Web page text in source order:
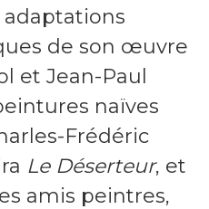
adaptations
de son œuvre
et Jean-Paul
naïves
Frédéric
Le Déserteur, et
amis peintres,